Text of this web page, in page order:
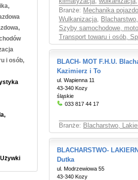
i osób,
Branże: Mechanika
Wulkanizacja,
Szyby samochodowe,
Transport towaru i osób,
BLACH- MOT F.H.U.
Kazimierz i To
ul. Wapienna 11
43-340 Kozy
śląskie
033 817 44 17
Branże: Blacharstwo,
BLACHARSTWO-
Dutka
ul. Modrzewiowa 55
43-340 Kozy